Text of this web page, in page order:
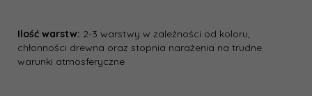
Ilość warstw: 2-3 warstwy w zależności od koloru,
chłonności drewna oraz stopnia narażenia na trudne
warunki atmosferyczne